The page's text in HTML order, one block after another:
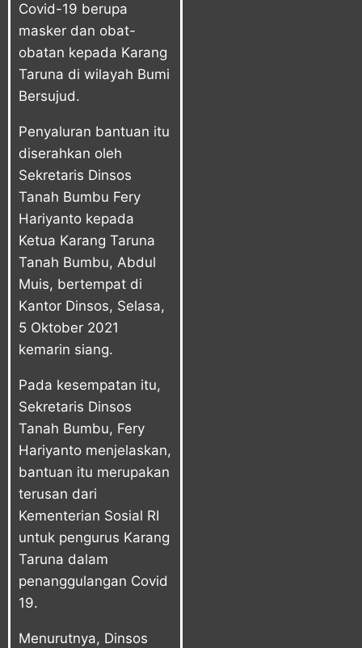
Covid-19 berupa
masker dan obat-
obatan kepada Karang
Taruna di wilayah Bumi
Bersujud.
Penyaluran bantuan itu
diserahkan oleh
Sekretaris Dinsos
Tanah Bumbu Fery
Hariyanto kepada
Ketua Karang Taruna
Tanah Bumbu, Abdul
Muis, bertempat di
Kantor Dinsos, Selasa,
5 Oktober 2021
kemarin siang.
Pada kesempatan itu,
Sekretaris Dinsos
Tanah Bumbu, Fery
Hariyanto menjelaskan,
bantuan itu merupakan
terusan dari
Kementerian Sosial RI
untuk pengurus Karang
Taruna dalam
penanggulangan Covid
19.
Menurutnya, Dinsos